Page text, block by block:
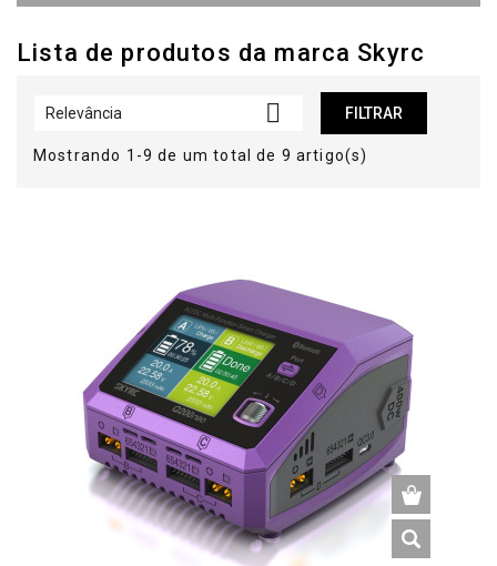
Lista de produtos da marca Skyrc
Relevância  FILTRAR
Mostrando 1-9 de um total de 9 artigo(s)